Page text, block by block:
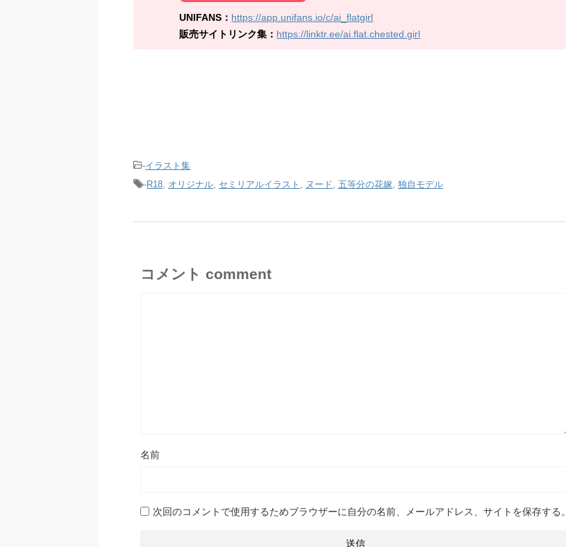
UNIFANS： https://app.unifans.io/c/ai_flatgirl
販売サイトリンク集： https://linktr.ee/ai.flat.chested.girl
-イラスト集
-R18, オリジナル, セミリアルイラスト , ヌード, 五等分の花嫁, 独自モデル
コメント comment
名前
次回のコメントで使用するためブラウザーに自分の名前、メールアドレス、サイトを保存する。